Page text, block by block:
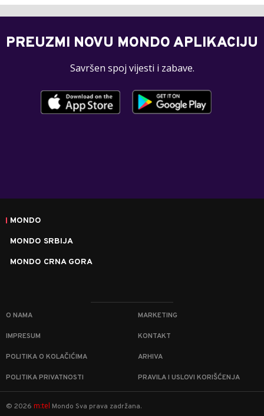
PREUZMI NOVU MONDO APLIKACIJU
Savršen spoj vijesti i zabave.
MONDO
MONDO SRBIJA
MONDO CRNA GORA
O NAMA MARKETING
IMPRESUM KONTAKT
POLITIKA O KOLAČIĆIMA ARHIVA
POLITIKA PRIVATNOSTI PRAVILA I USLOVI KORIŠĆENJA
© 2026 m:tel Mondo Sva prava zadržana.